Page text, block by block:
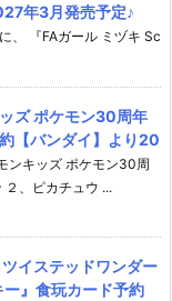
年3月発売予定♪
、 『FAガール ミヅキ Sc
ズ ポケモン30周年
【バンダイ】より20
ンキッズ ポケモン30周
、ピカチュウ ...
ツイステッドワンダー
』食玩カード予約